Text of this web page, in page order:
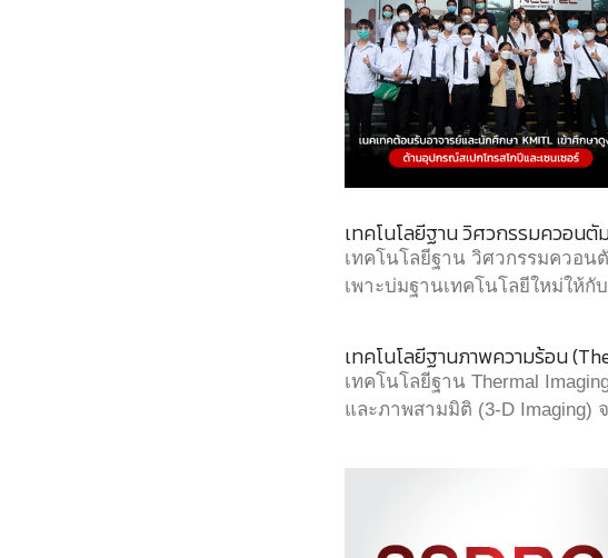
เทคโนโลยีฐาน วิศวกรรมควอน
เทคโนโลยีฐาน วิศวกรรมควอน
เพาะบ่มฐานเทคโนโลยีใหม่ให้กั
เทคโนโลยีฐานภาพความร้อน
เทคโนโลยีฐาน Thermal
และภาพสามมิติ (3-D